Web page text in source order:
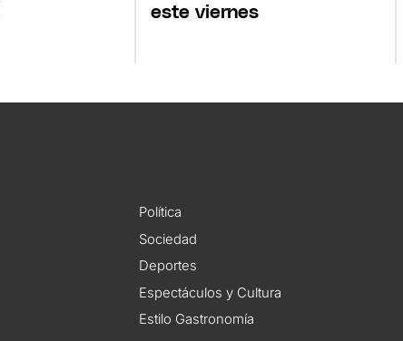
este viernes
Política
Sociedad
Deportes
Espectáculos y Cultura
Estilo Gastronomía